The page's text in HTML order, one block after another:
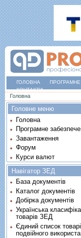
ГОЛОВНА
КОНТАКТИ
Ви є тут
Головна
Головне меню
Головна
Програмне
Завантаження
Форум
Курси валют
Навігатор ЗЕД
База документів
Каталог документів
Добірка документів
Українська
товарів ЗЕД
Єдиний список
подвійного